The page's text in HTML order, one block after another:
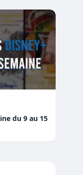
du 9 au 15